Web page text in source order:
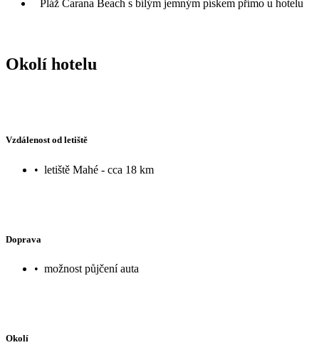
Pláž Carana Beach s bílým jemným pískem přímo u hotelu
Okolí hotelu
Vzdálenost od letiště
• letiště Mahé - cca 18 km
Doprava
• možnost půjčení auta
Okolí